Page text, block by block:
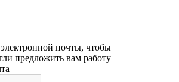
почты, чтобы
предложить вам работу